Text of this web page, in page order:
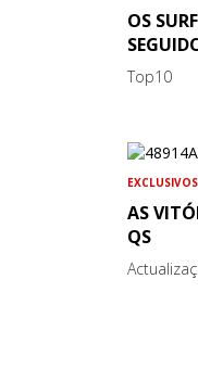
OS
Top10
EXCLUSIVOS
AS
QS